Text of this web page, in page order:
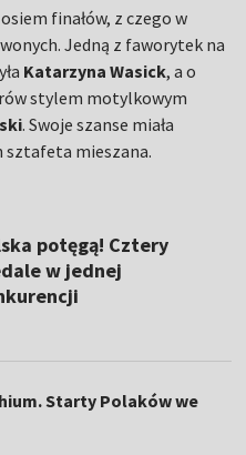
finałów, z czego w
Jedną z faworytek na
Katarzyna Wasick, a o
stylem motylkowym
. Swoje szanse miała
sztafeta mieszana.
potęgą! Cztery
w jednej
Starty Polaków we